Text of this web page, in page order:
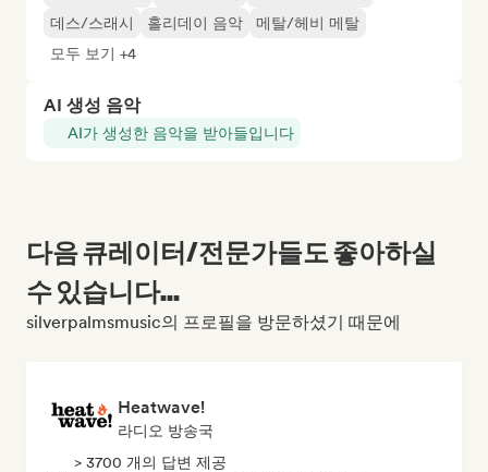
데스/스래시
홀리데이 음악
메탈/헤비 메탈
모두 보기 +4
AI 생성 음악
AI가 생성한 음악을 받아들입니다
다음 큐레이터/전문가들도 좋아하실
수 있습니다...
silverpalmsmusic의 프로필을 방문하셨기 때문에
Heatwave!
라디오 방송국
> 3700 개의 답변 제공